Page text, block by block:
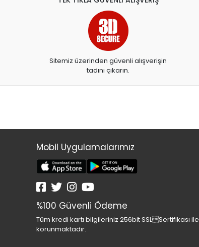
ARKADAŞ YAYINCILIK
ARTDECO
ARTDECO 140
ARTEMİS YAYINLARI
BAYINDIR
BEAR&DEAR
BECKS
BELMİL
BENETTON
BESTWAY
BEYAZ BALİNA YAYINLARI
Sitemiz üzerinden güvenli alışverişin
tadını çıkarın.
Mobil Uygulamalarımız
%100 Güvenli Ödeme
Tüm kredi kartı bilgileriniz 256bit SSLSertifikası ile
korunmaktadır.